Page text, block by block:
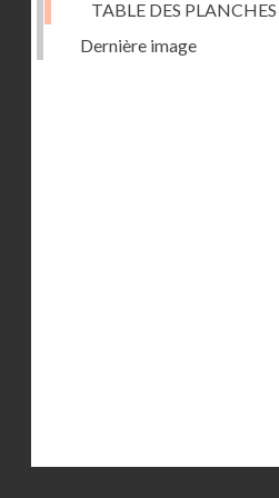
TABLE DES PLANCHES
Dernière image